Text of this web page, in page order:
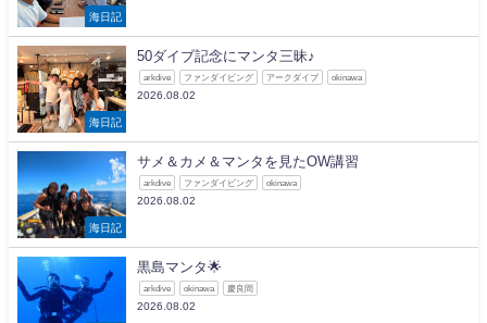
海日記
海日記
50ダイブ記念にマンタ三昧♪
arkdive ファンダイビング アークダイブ okinawa
2026.08.02
海日記
サメ＆カメ＆マンタを見たOW講習
arkdive ファンダイビング okinawa
2026.08.02
黒島マンタ🌟
arkdive okinawa 慶良間
2026.08.02